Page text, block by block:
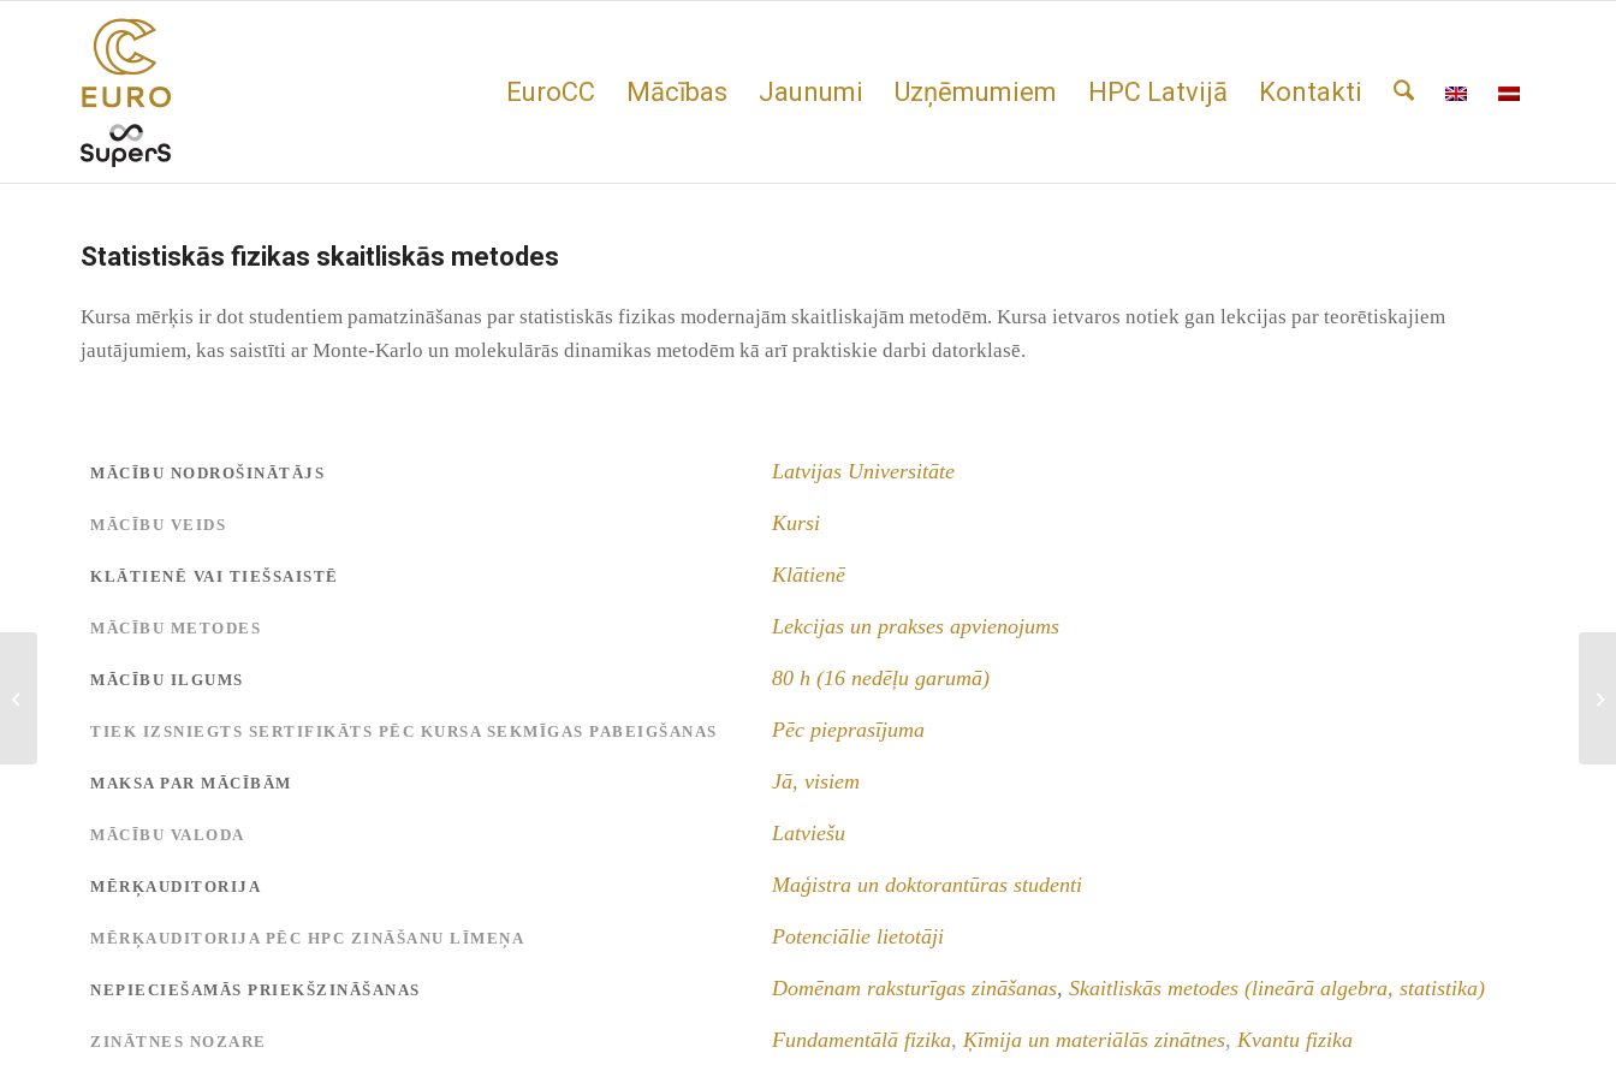
EuroCC Mācības Jaunumi Uzņēmumiem HPC Latvijā Kontakti
Statistiskās fizikas skaitliskās metodes
Kursa mērķis ir dot studentiem pamatzināšanas par statistiskās fizikas modernajām skaitliskajām metodēm. Kursa ietvaros notiek gan lekcijas par teorētiskajiem
jautājumiem, kas saistīti ar Monte-Karlo un molekulārās dinamikas metodēm kā arī praktiskie darbi datorklasē.
MĀCĪBU NODROŠINĀTĀJS Latvijas Universitāte
MĀCĪBU VEIDS Kursi
KLĀTIENĒ VAI TIEŠSAISTĒ Klātienē
MĀCĪBU METODES Lekcijas un prakses apvienojums
MĀCĪBU ILGUMS 80 h (16 nedēļu garumā)
TIEK IZSNIEGTS SERTIFIKĀTS PĒC KURSA SEKMĪGAS PABEIGŠANAS Pēc pieprasījuma
MAKSA PAR MĀCĪBĀM Jā, visiem
MĀCĪBU VALODA Latviešu
MĒRĶAUDITORIJA Maģistra un doktorantūras studenti
MĒRĶAUDITORIJA PĒC HPC ZINĀŠANU LĪMEŅA Potenciālie lietotāji
NEPIECIEŠAMĀS PRIEKŠZINĀŠANAS Domēnam raksturīgas zināšanas, Skaitliskās metodes (lineārā algebra, statistika)
ZINĀTNES NOZARE Fundamentālā fizika, Ķīmija un materiālās zinātnes, Kvantu fizika
Ontoloģijas datu